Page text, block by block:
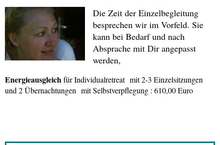
Die Zeit der Einzelbegleitung
besprechen wir im Vorfeld. Sie
kann bei Bedarf und nach
Absprache mit Dir angepasst
werden,
Energieausgleichfür Individualretreat mit 2-3 Einzelsitzungen
und 2 Übernachtungen mit Selbstverpflegung : 610,00 Euro